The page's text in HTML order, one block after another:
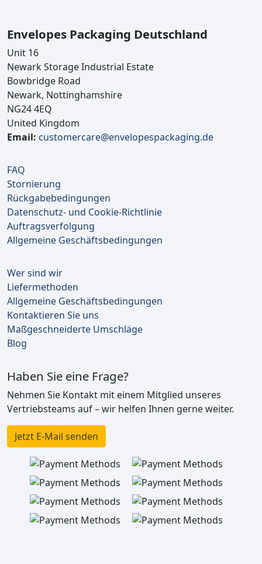
Envelopes Packaging Deutschland
Unit 16
Newark Storage Industrial Estate
Bowbridge Road
Newark, Nottinghamshire
NG24 4EQ
United Kingdom
Email: customercare@envelopespackaging.de
FAQ
Stornierung
Rückgabebedingungen
Datenschutz- und Cookie-Richtlinie
Auftragsverfolgung
Allgemeine Geschäftsbedingungen
Wer sind wir
Liefermethoden
Allgemeine Geschäftsbedingungen
Kontaktieren Sie uns
Maßgeschneiderte Umschläge
Blog
Haben Sie eine Frage?
Nehmen Sie Kontakt mit einem Mitglied unseres
Vertriebsteams auf – wir helfen Ihnen gerne weiter.
Jetzt E-Mail senden